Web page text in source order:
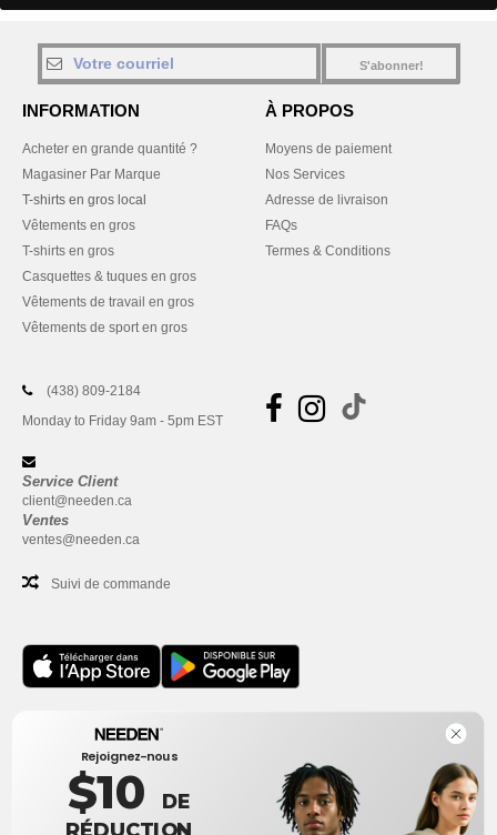
S'abonner!
INFORMATION
Acheter en grande quantité ?
Magasiner Par Marque
T-shirts en gros local
Vêtements en gros
T-shirts en gros
Casquettes & tuques en gros
Vêtements de travail en gros
Vêtements de sport en gros
À PROPOS
Moyens de paiement
Nos Services
Adresse de livraison
FAQs
Termes & Conditions
(438) 809-2184
Monday to Friday 9am - 5pm EST
Service Client
client@needen.ca
Ventes
ventes@needen.ca
Suivi de commande
Bureau
One Dundas Street West Suite 2500
Toronto, Ontario, M5G 1Z3
Ceci n'est PAS l'adresse de retour. Pour les retours, voir ici
Rejoignez-nous
$10 DE
RÉDUCTION